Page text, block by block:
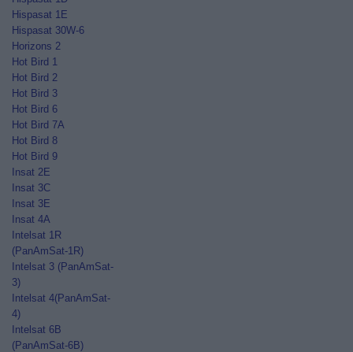
Hispasat 1E
Hispasat 30W-6
Horizons 2
Hot Bird 1
Hot Bird 2
Hot Bird 3
Hot Bird 6
Hot Bird 7A
Hot Bird 8
Hot Bird 9
Insat 2E
Insat 3C
Insat 3E
Insat 4A
Intelsat 1R
(PanAmSat-1R)
Intelsat 3 (PanAmSat-
3)
Intelsat 4(PanAmSat-
4)
Intelsat 6B
(PanAmSat-6B)